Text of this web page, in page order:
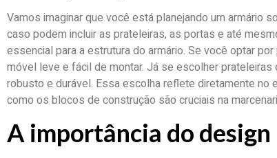
Vamos imaginar que você está planejando um armário
caso podem incluir as prateleiras, as portas e até
essencial para a estrutura do armário. Se você optar
móvel leve e fácil de montar. Já se escolher prateleiras
robusto e durável. Essa escolha reflete diretamente no
como os blocos de construção são cruciais na
A importância do design